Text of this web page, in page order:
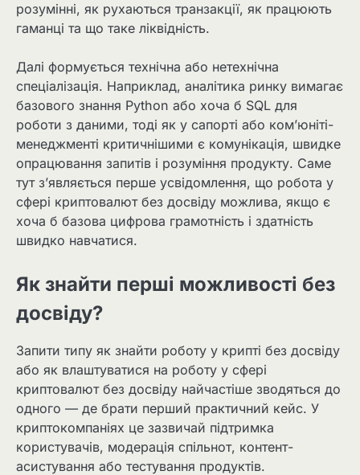
розумінні, як рухаються транзакції, як працюють
гаманці та що таке ліквідність.
Далі формується технічна або нетехнічна
спеціалізація. Наприклад, аналітика ринку вимагає
базового знання Python або хоча б SQL для
роботи з даними, тоді як у сапорті або ком’юніті-
менеджменті критичнішими є комунікація, швидке
опрацювання запитів і розуміння продукту. Саме
тут з’являється перше усвідомлення, що робота у
сфері криптовалют без досвіду можлива, якщо є
хоча б базова цифрова грамотність і здатність
швидко навчатися.
Як знайти перші можливості без
досвіду?
Запити типу як знайти роботу у крипті без досвіду
або як влаштуватися на роботу у сфері
криптовалют без досвіду найчастіше зводяться до
одного — де брати перший практичний кейс. У
криптокомпаніях це зазвичай підтримка
користувачів, модерація спільнот, контент-
асистування або тестування продуктів.